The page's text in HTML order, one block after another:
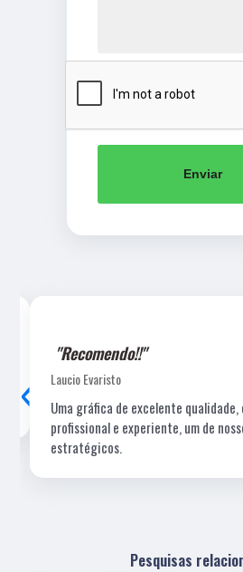
Enviar
"Recomendo!!"
Laucio Evaristo
Uma gráfica de excelente qualidade,
profissional e experiente, um de
estratégicos.
‹
Pesquisas